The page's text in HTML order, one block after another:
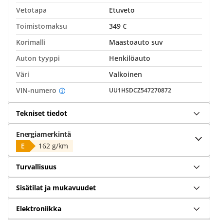
Vetotapa
Etuveto
Toimistomaksu
349 €
Korimalli
Maastoauto suv
Auton tyyppi
Henkilöauto
Väri
Valkoinen
VIN-numero
UU1HSDCZ547270872
Tekniset tiedot
Energiamerkintä
E
162 g/km
Turvallisuus
Sisätilat ja mukavuudet
Elektroniikka